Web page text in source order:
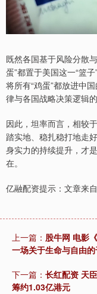
既然各国基于风险分散
蛋”都置于美国这一“篮
将所有“鸡蛋”都放进中
律与各国战略决策逻辑的
因此，坦率而言，相较
踏实地、稳扎稳打地走
身实力的持续提升，才
在。
亿融配资提示：文章来
上一篇： 股牛网 电影
一场关于生命与自由
下一篇： 长红配资 天
筹约1.03亿港元